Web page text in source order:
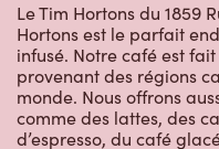
Le Tim Hortons du 1859
Hortons est le parfait
infusé. Notre café est
provenant des régions
monde. Nous offrons
comme des lattes, des
d’espresso, du café